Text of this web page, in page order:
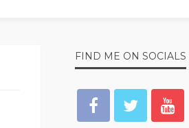
FIND ME ON SOCIALS